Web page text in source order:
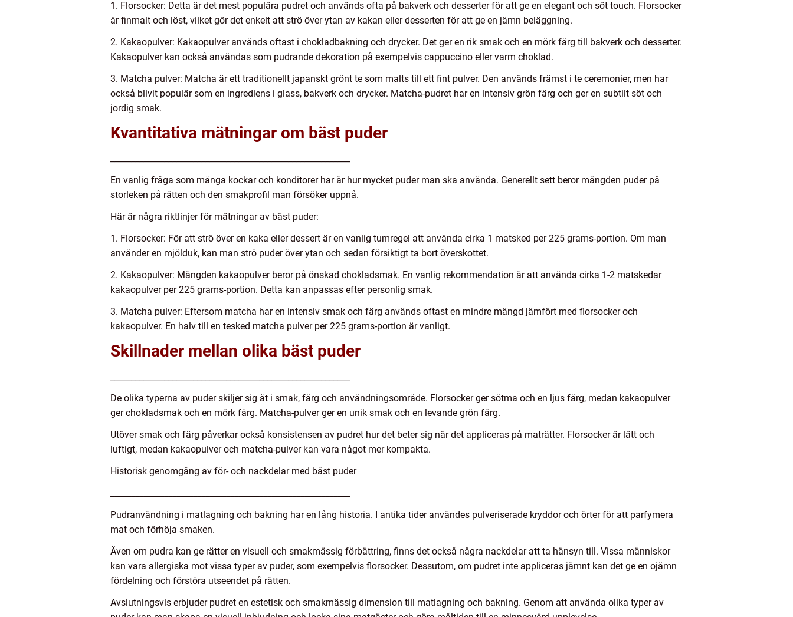
1. Florsocker: Detta är det mest populära pudret och används ofta på bakverk och desserter för att ge en elegant och söt touch. Florsocker
är finmalt och löst, vilket gör det enkelt att strö över ytan av kakan eller desserten för att ge en jämn beläggning.
2. Kakaopulver: Kakaopulver används oftast i chokladbakning och drycker. Det ger en rik smak och en mörk färg till bakverk och desserter.
Kakaopulver kan också användas som pudrande dekoration på exempelvis cappuccino eller varm choklad.
3. Matcha pulver: Matcha är ett traditionellt japanskt grönt te som malts till ett fint pulver. Den används främst i te ceremonier, men har
också blivit populär som en ingrediens i glass, bakverk och drycker. Matcha-pudret har en intensiv grön färg och ger en subtilt söt och
jordig smak.
Kvantitativa mätningar om bäst puder
En vanlig fråga som många kockar och konditorer har är hur mycket puder man ska använda. Generellt sett beror mängden puder på
storleken på rätten och den smakprofil man försöker uppnå.
Här är några riktlinjer för mätningar av bäst puder:
1. Florsocker: För att strö över en kaka eller dessert är en vanlig tumregel att använda cirka 1 matsked per 225 grams-portion. Om man
använder en mjölduk, kan man strö puder över ytan och sedan försiktigt ta bort överskottet.
2. Kakaopulver: Mängden kakaopulver beror på önskad chokladsmak. En vanlig rekommendation är att använda cirka 1-2 matskedar
kakaopulver per 225 grams-portion. Detta kan anpassas efter personlig smak.
3. Matcha pulver: Eftersom matcha har en intensiv smak och färg används oftast en mindre mängd jämfört med florsocker och
kakaopulver. En halv till en tesked matcha pulver per 225 grams-portion är vanligt.
Skillnader mellan olika bäst puder
De olika typerna av puder skiljer sig åt i smak, färg och användningsområde. Florsocker ger sötma och en ljus färg, medan kakaopulver
ger chokladsmak och en mörk färg. Matcha-pulver ger en unik smak och en levande grön färg.
Utöver smak och färg påverkar också konsistensen av pudret hur det beter sig när det appliceras på maträtter. Florsocker är lätt och
luftigt, medan kakaopulver och matcha-pulver kan vara något mer kompakta.
Historisk genomgång av för- och nackdelar med bäst puder
Pudranvändning i matlagning och bakning har en lång historia. I antika tider användes pulveriserade kryddor och örter för att parfymera
mat och förhöja smaken.
Även om pudra kan ge rätter en visuell och smakmässig förbättring, finns det också några nackdelar att ta hänsyn till. Vissa människor
kan vara allergiska mot vissa typer av puder, som exempelvis florsocker. Dessutom, om pudret inte appliceras jämnt kan det ge en ojämn
fördelning och förstöra utseendet på rätten.
Avslutningsvis erbjuder pudret en estetisk och smakmässig dimension till matlagning och bakning. Genom att använda olika typer av